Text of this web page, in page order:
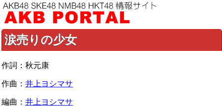
涙売りの少女
作詞：秋元康
作曲：井上ヨシマサ
編曲：井上ヨシマサ